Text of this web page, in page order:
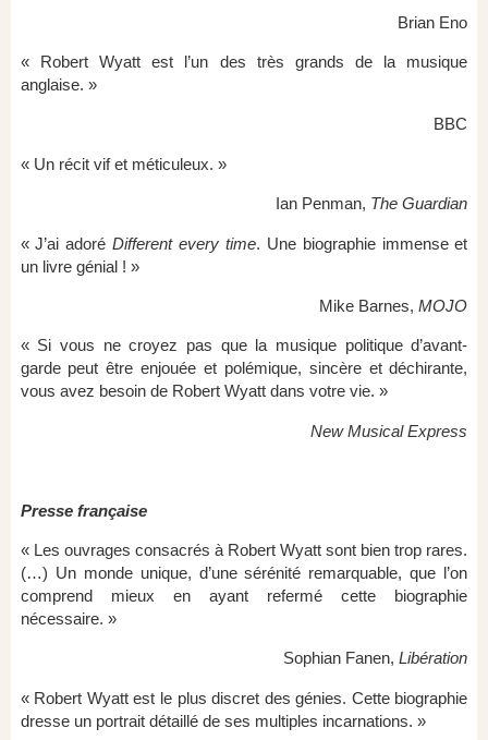
Brian Eno
« Robert Wyatt est l’un des très grands de la musique
anglaise. »
BBC
« Un récit vif et méticuleux. »
Ian Penman, The Guardian
« J’ai adoréDifferent every time. Une biographie immense et
un livre génial ! »
Mike Barnes,MOJO
« Si vous ne croyez pas que la musique politique d’avant-
garde peut être enjouée et polémique, sincère et déchirante,
vous avez besoin de Robert Wyatt dans votre vie. »
New Musical Express
Presse française
« Les ouvrages consacrés à Robert Wyatt sont bien trop rares.
(…) Un monde unique, d’une sérénité remarquable, que l’on
comprend mieux en ayant refermé cette biographie
nécessaire. »
Sophian Fanen,Libération
« Robert Wyatt est le plus discret des génies. Cette biographie
dresse un portrait détaillé de ses multiples incarnations. »